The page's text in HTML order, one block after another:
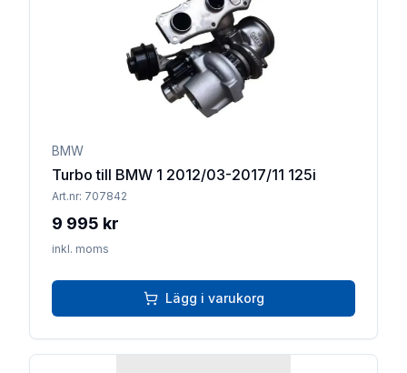
BMW
Turbo till BMW 1 2012/03-2017/11 125i
Art.nr: 707842
9 995 kr
inkl. moms
Lägg i varukorg